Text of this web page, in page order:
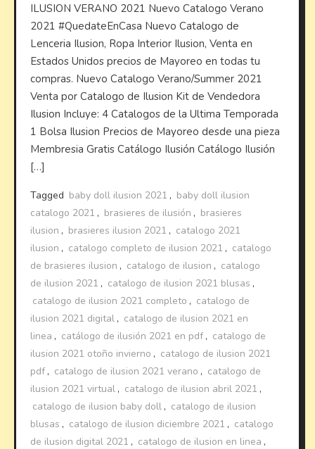
ILUSION VERANO 2021 Nuevo Catalogo Verano
2021 #QuedateEnCasa Nuevo Catalogo de
Lenceria Ilusion, Ropa Interior Ilusion, Venta en
Estados Unidos precios de Mayoreo en todas tu
compras. Nuevo Catalogo Verano/Summer 2021
Venta por Catalogo de Ilusion Kit de Vendedora
Ilusion Incluye: 4 Catalogos de la Ultima Temporada
1 Bolsa Ilusion Precios de Mayoreo desde una pieza
Membresia Gratis Catálogo Ilusión Catálogo Ilusión
[…]
Tagged baby doll ilusion 2021 , baby doll ilusion
catalogo 2021 , brasieres de ilusión , brasieres
ilusion , brasieres ilusion 2021 , catalogo 2021
ilusion , catalogo completo de ilusion 2021 , catalogo
de brasieres ilusion , catalogo de ilusion , catalogo
de ilusion 2021 , catalogo de ilusion 2021 blusas ,
catalogo de ilusion 2021 completo , catalogo de
ilusion 2021 digital , catalogo de ilusion 2021 en
linea , catálogo de ilusión 2021 en pdf , catalogo de
ilusion 2021 otoño invierno , catalogo de ilusion 2021
pdf , catalogo de ilusion 2021 verano , catalogo de
ilusion 2021 virtual , catalogo de ilusion abril 2021 ,
catalogo de ilusion baby doll , catalogo de ilusion
blusas , catalogo de ilusion diciembre 2021 , catalogo
de ilusion digital 2021 , catalogo de ilusion en linea ,